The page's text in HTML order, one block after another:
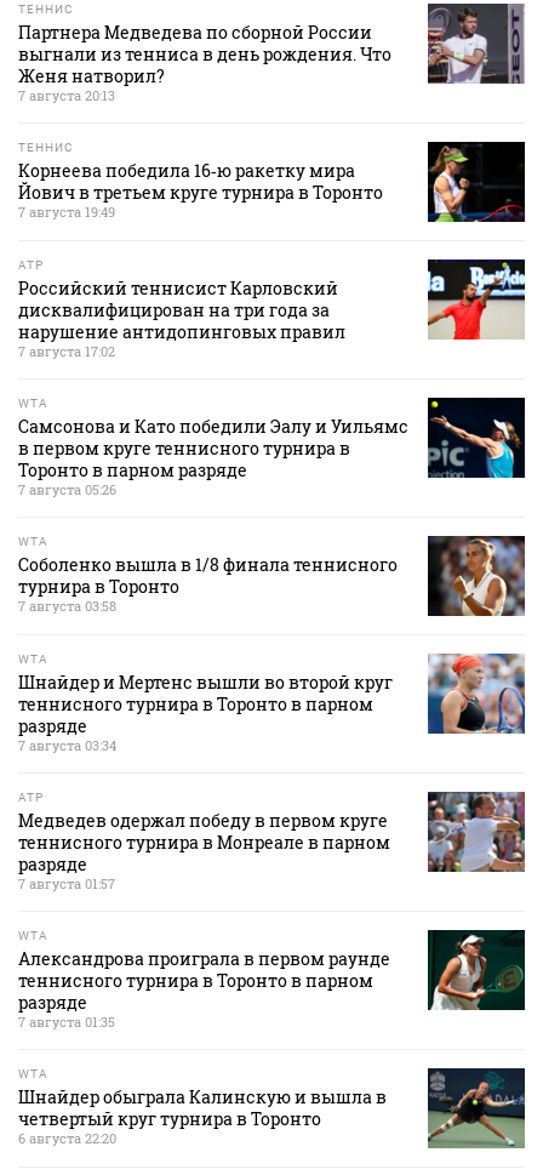
ТЕННИС
Партнера Медведева по сборной России
выгнали из тенниса в день рождения. Что
Женя натворил?
7 августа 20:13
ТЕННИС
Корнеева победила 16‑ю ракетку мира
Йович в третьем круге турнира в Торонто
7 августа 19:49
ATP
Российский теннисист Карловский
дисквалифицирован на три года за
нарушение антидопинговых правил
7 августа 17:02
WTA
Самсонова и Като победили Эалу и Уильямс
в первом круге теннисного турнира в
Торонто в парном разряде
7 августа 05:26
WTA
Соболенко вышла в 1/8 финала теннисного
турнира в Торонто
7 августа 03:58
WTA
Шнайдер и Мертенс вышли во второй круг
теннисного турнира в Торонто в парном
разряде
7 августа 03:34
ATP
Медведев одержал победу в первом круге
теннисного турнира в Монреале в парном
разряде
7 августа 01:57
WTA
Александрова проиграла в первом раунде
теннисного турнира в Торонто в парном
разряде
7 августа 01:35
WTA
Шнайдер обыграла Калинскую и вышла в
четвертый круг турнира в Торонто
6 августа 22:20